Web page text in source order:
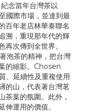
念當年台灣茶以
國際市場，並達到最
百年老店林華泰聯名
溯，重現那年代的輝
再次傳到全世界。
泡茶的精神，把台灣
的縮影。Chosen
、延續性及重複使用
的山，代表著台灣茗
茶葉的氛圍。此外，
伸運用的價值。